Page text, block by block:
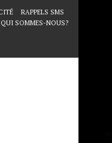
RAPPELS SMS
QUI SOMMES-NOUS?